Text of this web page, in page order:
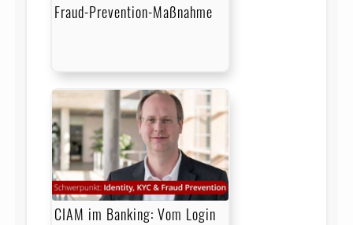
Fraud-Prevention-Maßnahme
CIAM im Banking: Vom Login